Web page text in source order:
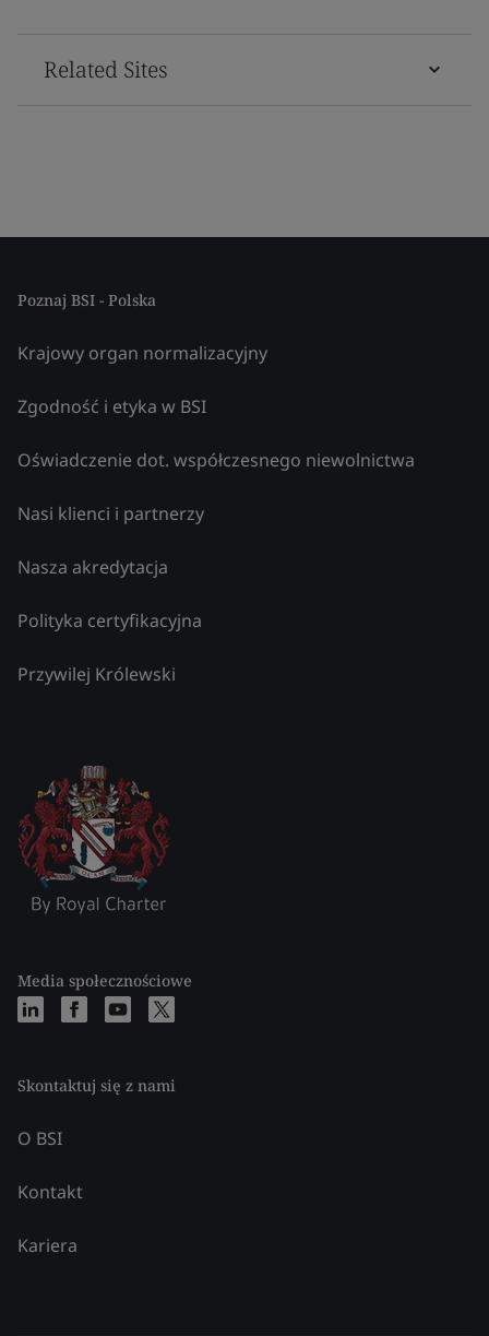
Related Sites
Poznaj BSI - Polska
Krajowy organ normalizacyjny
Zgodność i etyka w BSI
Oświadczenie dot. współczesnego niewolnictwa
Nasi klienci i partnerzy
Nasza akredytacja
Polityka certyfikacyjna
Przywilej Królewski
Media społecznościowe
Skontaktuj się z nami
O BSI
Kontakt
Kariera